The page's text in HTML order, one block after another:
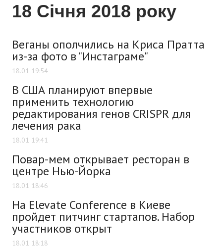
18 Січня 2018 року
Веганы ополчились на Криса Пратта
из-за фото в "Инстаграме"
18.01 19:54
В США планируют впервые
применить технологию
редактирования генов CRISPR для
лечения рака
18.01 19:41
Повар-мем открывает ресторан в
центре Нью-Йорка
18.01 18:46
На Elevate Conference в Киеве
пройдет питчинг стартапов. Набор
участников открыт
18.01 18:18